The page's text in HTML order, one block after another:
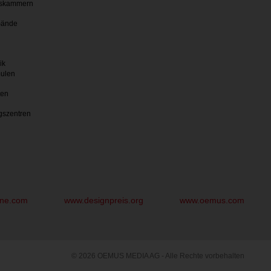
www.designpreis.org www.oemus.com
© 2026 OEMUS MEDIA AG - Alle Rechte vorbehalten